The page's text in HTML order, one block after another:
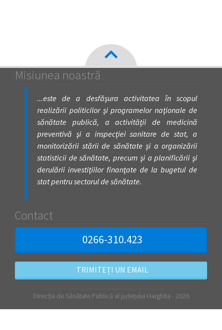
Misiunea noastră
...este de a desfăşura activitatea în scopul
realizării politicilor şi programelor naţionale de
sănătate publică, a activităţii de medicină
preventivă şi a inspecţiei sanitare de stat, a
monitorizării stării de sănătate şi a organizării
statisticii de sănătate, precum şi a planificării şi
derulării investiţiilor finanţate de la bugetul de
stat pentru sectorul de sănătate.
Contact
0266-310.423
TRIMITEȚI UN EMAIL
Direcția de Sănătate Publică al județului Harghita - 2026